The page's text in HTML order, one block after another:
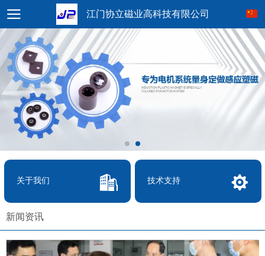
江门协立磁业高科技有限公司
关于我们 技术支持
新闻资讯